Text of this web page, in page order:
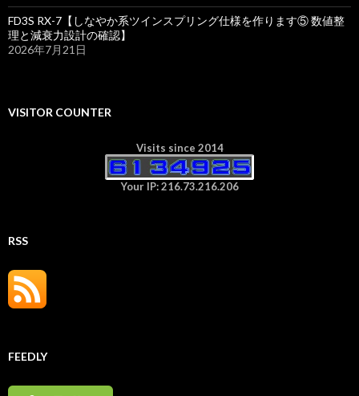
FD3S RX-7【しなやか系ツインスプリング仕様を作ります⑤ 数値整
理と減衰力設計の確認】
2026年7月21日
VISITOR COUNTER
Visits since 2014
Your IP: 216.73.216.206
RSS
FEEDLY